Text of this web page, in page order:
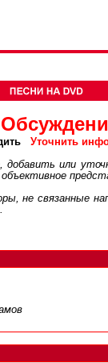
Уточнить
добавить или
не связанные